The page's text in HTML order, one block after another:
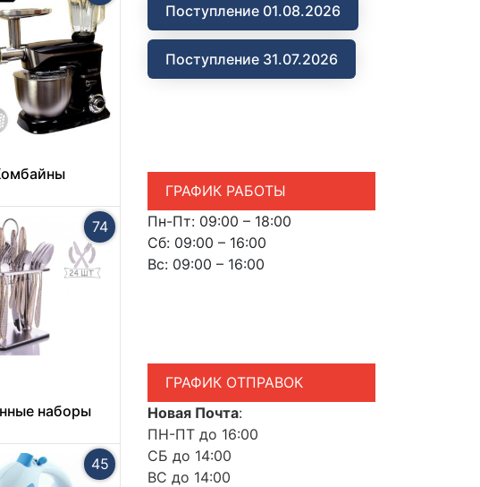
74
наборы
45
Поступление 01.08.2026
Поступление 31.07.2026
ГРАФИК РАБОТЫ
Пн-Пт: 09:00 – 18:00
Сб: 09:00 – 16:00
Вс: 09:00 – 16:00
ГРАФИК ОТПРАВОК
Новая Почта:
ПН-ПТ до 16:00
СБ до 14:00
ВС до 14:00